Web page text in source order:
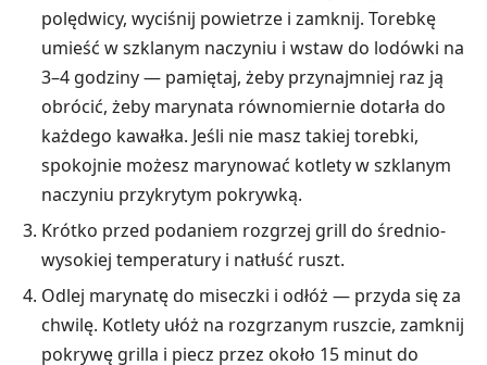
polędwicy, wyciśnij powietrze i zamknij. Torebkę
umieść w szklanym naczyniu i wstaw do lodówki na
3–4 godziny — pamiętaj, żeby przynajmniej raz ją
obrócić, żeby marynata równomiernie dotarła do
każdego kawałka. Jeśli nie masz takiej torebki,
spokojnie możesz marynować kotlety w szklanym
naczyniu przykrytym pokrywką.
Krótko przed podaniem rozgrzej grill do średnio-
wysokiej temperatury i natłuść ruszt.
Odlej marynatę do miseczki i odłóż — przyda się za
chwilę. Kotlety ułóż na rozgrzanym ruszcie, zamknij
pokrywę grilla i piecz przez około 15 minut do